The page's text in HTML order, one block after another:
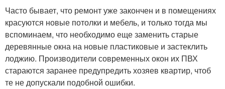
Часто бывает, что ремонт уже закончен и в помещениях
красуются новые потолки и мебель, и только тогда мы
вспоминаем, что необходимо еще заменить старые
деревянные окна на новые пластиковые и застеклить
лоджию. Производители современных окон их ПВХ
стараются заранее предупредить хозяев квартир, чтоб
те не допускали подобной ошибки.